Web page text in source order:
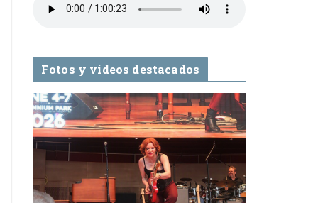
Fotos y videos destacados